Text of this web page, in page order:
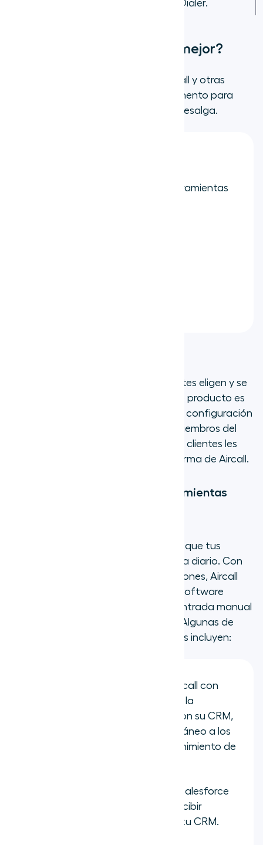
Dialer.
¿Qué hace que Aircall sea mejor?
Aunque existen similitudes entre Aircall y otras
soluciones de VoIP, tomemos un momento para
destacar lo que hace que Aircall sobresalga.
Se integra con más de 200 herramientas
La razón principal por la que los clientes eligen y se
quedan con Aircall es simple: ¡nuestro producto es
increíblemente fácil de usar! Desde la configuración
inicial y la incorporación de nuevos miembros del
equipo hasta el uso diario, a nuestros clientes les
encanta lo intuitiva que es la plataforma de Aircall.
Se integra con más de 200 herramientas
perfectamente con las herramientas que tus
equipos de ventas y soporte utilizan a diario. Con
un mercado de más de 200 integraciones, Aircall
conecta tus conversaciones con tu software
empresarial esencial, ¡eliminando la entrada manual
de datos e impulsando la eficiencia! Algunas de
nuestras integraciones más populares incluyen:
: La integración de Aircall con
HubSpot les ayuda a conectar la
información de sus llamadas con su CRM,
permitiendo un acceso instantáneo a los
datos del llamante y un mantenimiento de
: Conecta Aircall a Salesforce
con un solo clic para hacer y recibir
llamadas directamente desde tu CRM.